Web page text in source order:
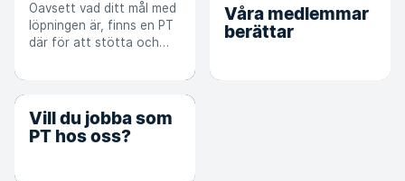
Oavsett vad ditt mål med
löpningen är, finns en PT
där för att stötta och
Våra medlemmar
berättar
Vill du jobba som
PT hos oss?